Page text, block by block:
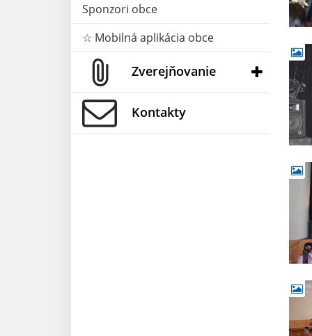
Sponzori obce
☆ Mobilná aplikácia obce
Zverejňovanie
Kontakty